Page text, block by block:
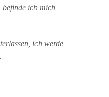
ich mich
ich werde